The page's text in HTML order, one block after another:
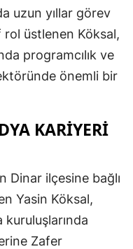
Giresun
Gümüşhane
Hakkari
Isparta
İstanbul
İzmir
uzun yıllar görev
rol üstlenen Köksal,
programcılık ve
önemli bir
KARIYERI
Dinar ilçesine bağlı
Yasin Köksal,
Zafer